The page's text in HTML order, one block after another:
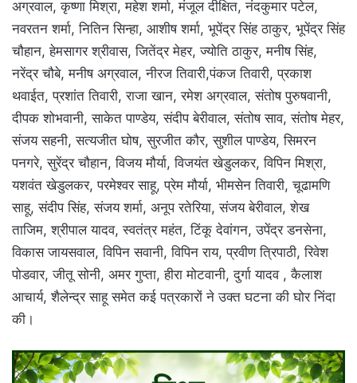
अग्रवाल, कृष्णा मिश्रा, महेश शर्मा, मंजूल दीक्षित, नंदकुमार पटेल,
नवरतन शर्मा, नितिन सिन्हा, आशीष शर्मा, भूपेंद्र सिंह ठाकुर, भूपेंद्र सिंह
चौहान, हेमसागर श्रीवास, जितेंद्र मेहर, ज्योति ठाकुर, मनीष सिंह,
नरेंद्र चौबे, मनीष अग्रवाल, नीरज तिवारी,पंकज तिवारी, प्रकाश
थवाईत, प्रशांत तिवारी, राजा खान, रमेश अग्रवाल, संतोष पुरुषवानी,
दीपक शोभवानी, साकेत पाण्डेय, संदीप बेरीवाल, संतोष साव, संतोष मेहर,
संजय सहनी, सत्यजीत घोष, सुरजीत कौर, सुशील पाण्डेय, सिमरन
पनगरे, सुरेंद्र चौहान, विजय मौर्या, विजयंत खेडुलकर, विपिन मिश्रा,
यशवंत खेडुलकर, परमेश्वर साहू, प्रेम मौर्या, भीमसेन तिवारी, चूढामणि
साहू, संदीप सिंह, संजय शर्मा, अनूप रतेरिया, संजय बेरीवाल, शेख
ताजिम, श्रीपाल यादव, स्वतंत्र महंत, टिंकू देवांगन, उपेंद्र डनसेना,
विकास जायसवाल, विपिन सवानी, विपिन राय, प्रवीण त्रिपाठी, रिवेश
पोडवार, जीतू सोनी, अमर गुप्ता, हीरा मोटवानी, दुर्गा यादव , कैलाश
आचार्य, शैलेन्द्र साहू समेत कई पत्रकारों ने उक्त घटना की घोर निंदा
की।